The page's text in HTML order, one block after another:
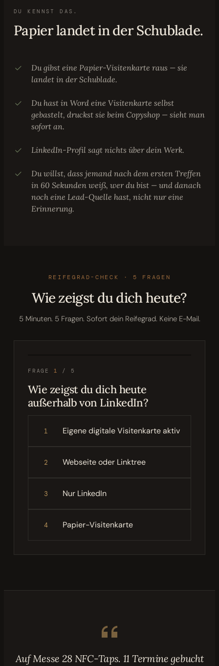
DU KENNST DAS.
Papier landet in der Schublade.
Du gibst eine Papier-Visitenkarte raus — sie
landet in der Schublade.
Du hast in Word eine Visitenkarte selbst
gebastelt, druckst sie beim Copyshop — sieht man
sofort an.
LinkedIn-Profil sagt nichts über dein Werk.
Du willst, dass jemand nach dem ersten Treffen
in 60 Sekunden weiß, wer du bist — und danach
noch eine Lead-Quelle hast, nicht nur eine
Erinnerung.
REIFEGRAD-CHECK · 5 FRAGEN
Wie zeigst du dich heute?
5 Minuten. 5 Fragen. Sofort dein Reifegrad. Keine E-Mail.
FRAGE 1 / 5
Wie zeigst du dich heute
außerhalb von LinkedIn?
1 Eigene digitale Visitenkarte aktiv
2 Webseite oder Linktree
3 Nur LinkedIn
4 Papier-Visitenkarte
Auf Messe 28 NFC-Taps. 11 Termine gebucht